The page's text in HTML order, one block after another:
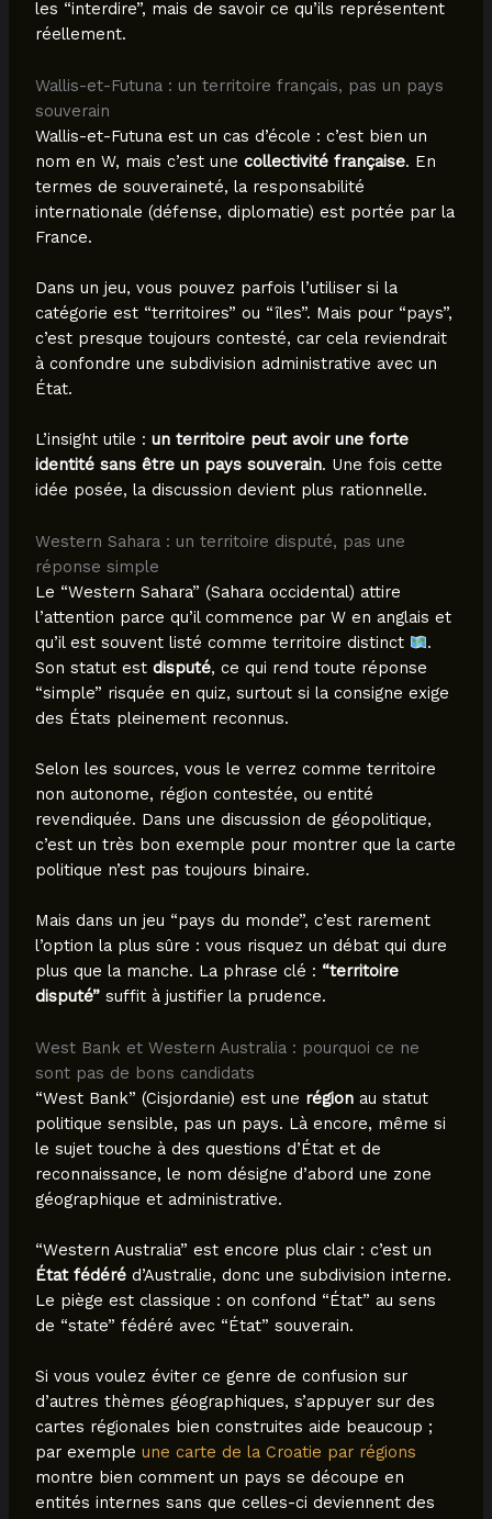
les “interdire”, mais de savoir ce qu’ils représentent
réellement.
Wallis-et-Futuna : un territoire français, pas un pays
souverain
Wallis-et-Futuna est un cas d’école : c’est bien un
nom en W, mais c’est une collectivité française. En
termes de souveraineté, la responsabilité
internationale (défense, diplomatie) est portée par la
France.
Dans un jeu, vous pouvez parfois l’utiliser si la
catégorie est “territoires” ou “îles”. Mais pour “pays”,
c’est presque toujours contesté, car cela reviendrait
à confondre une subdivision administrative avec un
État.
L’insight utile : un territoire peut avoir une forte
identité sans être un pays souverain. Une fois cette
idée posée, la discussion devient plus rationnelle.
Western Sahara : un territoire disputé, pas une
réponse simple
Le “Western Sahara” (Sahara occidental) attire
l’attention parce qu’il commence par W en anglais et
qu’il est souvent listé comme territoire distinct
.
Son statut est disputé, ce qui rend toute réponse
“simple” risquée en quiz, surtout si la consigne exige
des États pleinement reconnus.
Selon les sources, vous le verrez comme territoire
non autonome, région contestée, ou entité
revendiquée. Dans une discussion de géopolitique,
c’est un très bon exemple pour montrer que la carte
politique n’est pas toujours binaire.
Mais dans un jeu “pays du monde”, c’est rarement
l’option la plus sûre : vous risquez un débat qui dure
plus que la manche. La phrase clé : “territoire
disputé”suffit à justifier la prudence.
West Bank et Western Australia : pourquoi ce ne
sont pas de bons candidats
“West Bank” (Cisjordanie) est une régionau statut
politique sensible, pas un pays. Là encore, même si
le sujet touche à des questions d’État et de
reconnaissance, le nom désigne d’abord une zone
géographique et administrative.
“Western Australia” est encore plus clair : c’est un
État fédéréd’Australie, donc une subdivision interne.
Le piège est classique : on confond “État” au sens
de “state” fédéré avec “État” souverain.
Si vous voulez éviter ce genre de confusion sur
d’autres thèmes géographiques, s’appuyer sur des
cartes régionales bien construites aide beaucoup ;
par exemple une carte de la Croatie par régions
montre bien comment un pays se découpe en
entités internes sans que celles-ci deviennent des